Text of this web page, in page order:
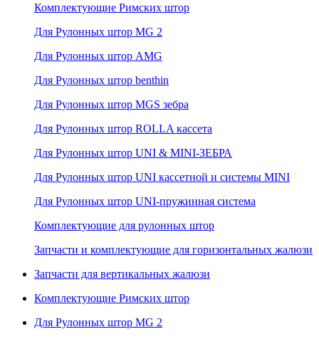
Комплектующие Римских штор
Для Рулонных штор MG 2
Для Рулонных штор AMG
Для Рулонных штор benthin
Для Рулонных штор MGS зебра
Для Рулонных штор ROLLA кассета
Для Рулонных штор UNI & MINI-ЗЕБРА
Для Рулонных штор UNI кассетной и системы MINI
Для Рулонных штор UNI-пружинная система
Комплектующие для рулонных штор
Запчасти и комплектующие для горизонтальных жалюзи
Запчасти для вертикальных жалюзи
Комплектующие Римских штор
Для Рулонных штор MG 2